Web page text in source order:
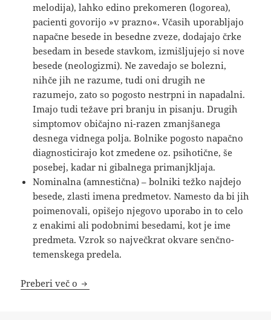
melodija), lahko edino prekomeren (logorea),
pacienti govorijo »v prazno«. Včasih uporabljajo
napačne besede in besedne zveze, dodajajo črke
besedam in besede stavkom, izmišljujejo si nove
besede (neologizmi). Ne zavedajo se bolezni,
nihče jih ne razume, tudi oni drugih ne
razumejo, zato so pogosto nestrpni in napadalni.
Imajo tudi težave pri branju in pisanju. Drugih
simptomov običajno ni-razen zmanjšanega
desnega vidnega polja. Bolnike pogosto napačno
diagnosticirajo kot zmedene oz. psihotične, še
posebej, kadar ni gibalnega primanjkljaja.
Nominalna (amnestična) – bolniki težko najdejo
besede, zlasti imena predmetov. Namesto da bi jih
poimenovali, opišejo njegovo uporabo in to celo
z enakimi ali podobnimi besedami, kot je ime
predmeta. Vzrok so največkrat okvare senčno-
temenskega predela.
Preberi več o Nevrologija